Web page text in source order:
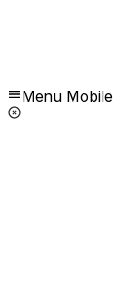
Menu Mobile